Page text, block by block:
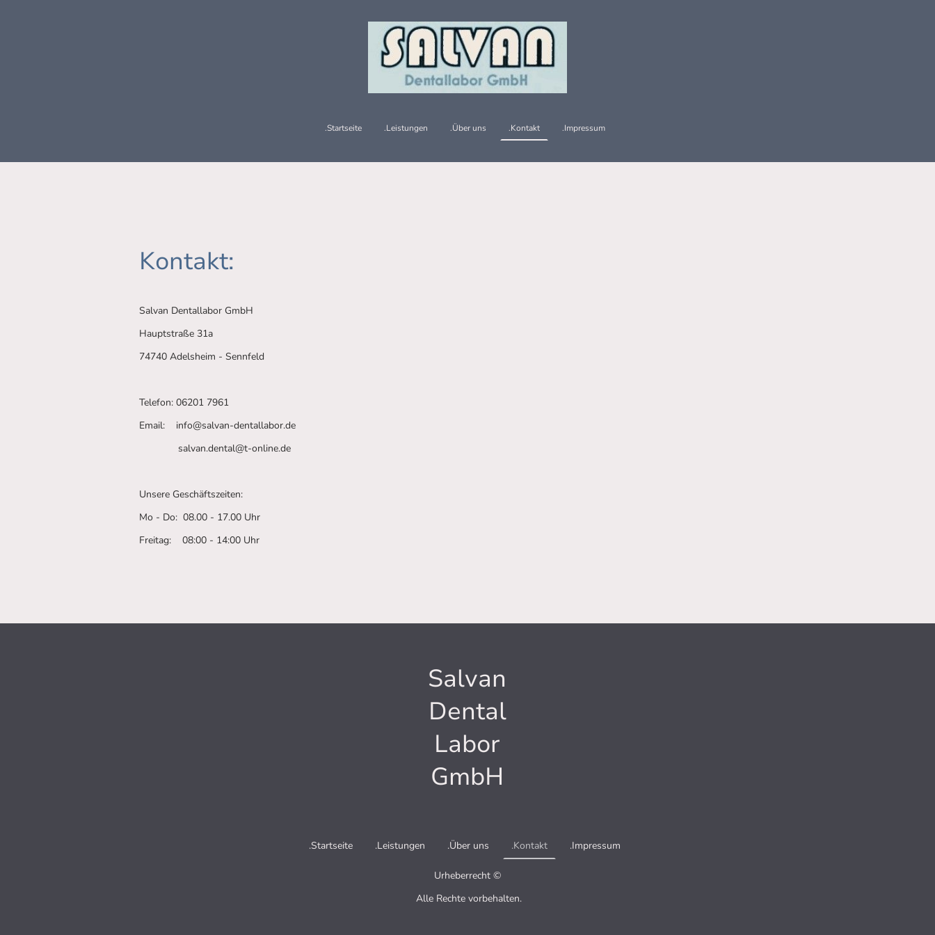
.Startseite .Leistungen .Über uns .Kontakt .Impressum
Kontakt:
Salvan Dentallabor GmbH
Hauptstraße 31a
74740 Adelsheim - Sennfeld
Telefon: 06201 7961
Email: info@salvan-dentallabor.de
salvan.dental@t-online.de
Unsere Geschäftszeiten:
Mo - Do: 08.00 - 17.00 Uhr
Freitag: 08:00 - 14:00 Uhr
Salvan
Dental
Labor
GmbH
.Startseite .Leistungen .Über uns .Kontakt .Impressum
Urheberrecht ©
Alle Rechte vorbehalten.